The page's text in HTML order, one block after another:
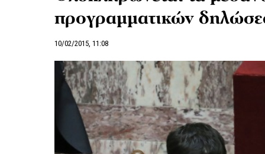
προγραμματικών
10/02/2015, 11:08